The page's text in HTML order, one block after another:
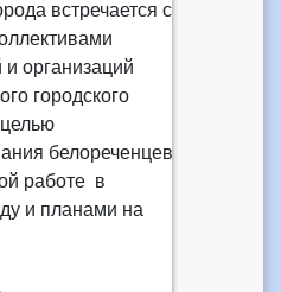
встречается с
организаций
городского
белореченцев
работе в
и планами на